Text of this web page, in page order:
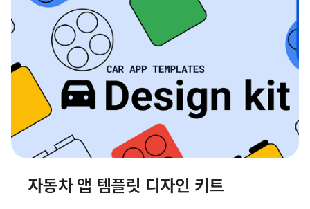
자동차 앱 템플릿 디자인 키트